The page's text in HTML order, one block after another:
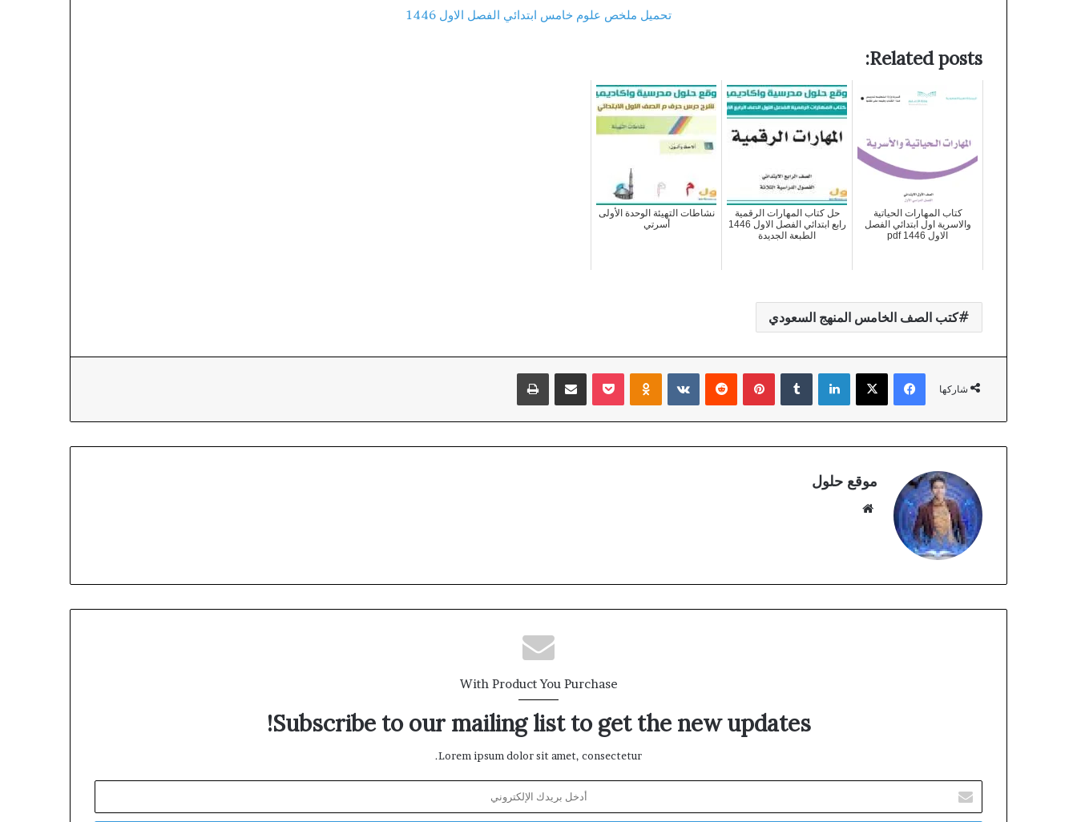
تحميل ملخص علوم خامس ابتدائي الفصل الاول 1446
Related posts:
كتاب المهارات الحياتية
والاسرية اول ابتدائي الفصل
الاول 1446 pdf
حل كتاب المهارات الرقمية
رابع ابتدائي الفصل الاول 1446
الطبعة الجديدة
نشاطات التهيئة الوحدة الأولى
أسرتي
كتب الصف الخامس المنهج السعودي
شاركها
فيسبوكX لينكدإن بينتيريست Odnoklassniki
بوكيت مشاركة عبر البريد طباعة
موقع حلول
With Product You Purchase
Subscribe to our mailing list to get the new updates!
Lorem ipsum dolor sit amet, consectetur.
بريدك